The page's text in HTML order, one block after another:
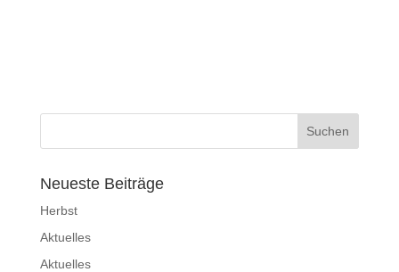
Neueste Beiträge
Herbst
Aktuelles
Aktuelles